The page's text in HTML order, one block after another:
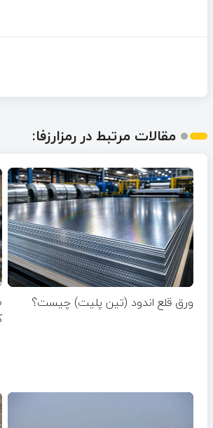
مقالات مرتبط در رمزارزفا:
ورق قلع اندود (تین پلیت) چیست؟